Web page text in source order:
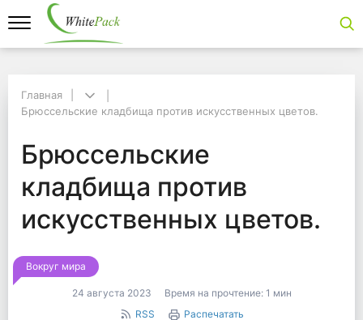
Брюссельские кладбища против искусственных цветов.
Брюссельские
Главная
Брюссельские кладбища против искусственных цветов.
Брюссельские
кладбища против
искусственных цветов.
Вокруг мира
24 августа 2023 Время на прочтение: 1 мин
RSS
Распечатать